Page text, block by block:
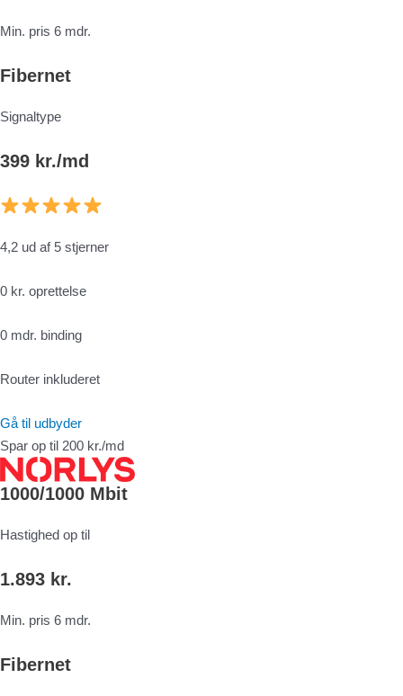
Min. pris 6 mdr.
Fibernet
Signaltype
399 kr./md
4,2 ud af 5 stjerner
0 kr. oprettelse
0 mdr. binding
Router inkluderet
Gå til udbyder
Spar op til 200 kr./md
1000/1000 Mbit
Hastighed op til
1.893 kr.
Min. pris 6 mdr.
Fibernet